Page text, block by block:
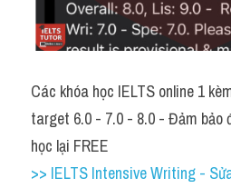
Các khóa học IELTS online 1
target 6.0 - 7.0 - 8.0 - Đảm bảo
học lại FREE
>> IELTS Intensive Writing -